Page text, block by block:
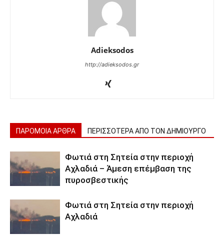
Adieksodos
http://adieksodos.gr
ΠΑΡΟΜΟΙΑ ΑΡΘΡΑ ΠΕΡΙΣΣΟΤΕΡΑ ΑΠΟ ΤΟΝ ΔΗΜΙΟΥΡΓΟ
Φωτιά στη Σητεία στην περιοχή
Αχλαδιά – Άμεση επέμβαση της
πυροσβεστικής
Φωτιά στη Σητεία στην περιοχή
Αχλαδιά